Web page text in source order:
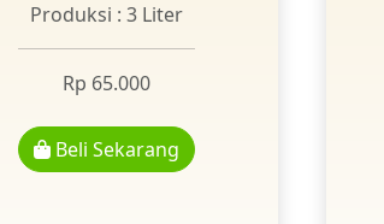
Produksi : 3 Liter
Rp 65.000
Beli Sekarang